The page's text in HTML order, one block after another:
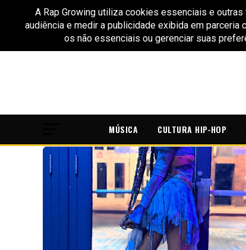
MÚSICA CULTURA HIP-HOP